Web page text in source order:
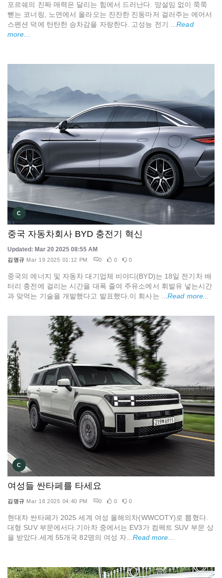
포르쉐의 진짜 매력은 달리는 힘에서 드러난다. 망설임 없이 쭉쭉
뻗는 코너링, 노면에서 올라오는 잔잔한 진동마저 걸러주는 에어서
스펜션 덕에 탄탄한 승차감을 자랑한다. 고성능 전기 ...Read
more...
C
중국 자동차회사 BYD 충전기 혁신
Updated: Mar 20 2025 08:55 AM
김명규 Mar 19 2025 01:12 PM 0 0 0
중국의 에너지 및 자동차 대기업체 비야디(BYD)는 18일 전기차 배
터리 충전에 걸리는 시간을 대폭 줄여 주유소에서 휘발유 넣는시간
과 맞먹는 기술을 개발했다고 발표했다.이 회사는 ... Read more...
C
여성들 싼타페를 타세요
김명규 Mar 18 2025 04:40 PM 0 0 0
현대차 싼타페가 2025 세계 여성 올해의차(WWCOTY)로 뽑혔다.
대형 SUV 부문에서다.기아차 중에서는 EV3가 컴팩트 SUV 부문 상
을 받았다.세계 55개국 82명의 여성 자... Read more...